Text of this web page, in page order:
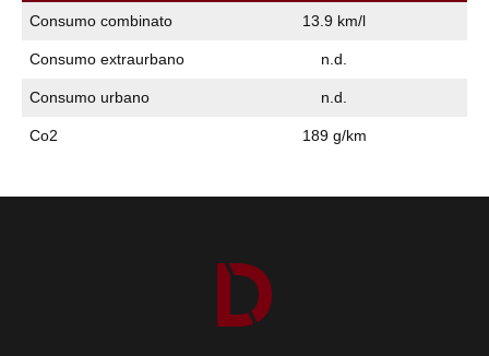
Consumo combinato 13.9 km/l
Consumo extraurbano n.d.
Consumo urbano n.d.
Co2 189 g/km